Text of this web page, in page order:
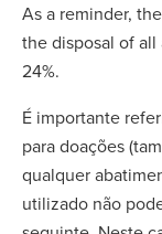
As a reminder,
the disposal of all
24%.
É importante
para doações
qualquer
utilizado não